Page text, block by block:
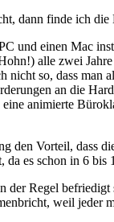
dann finde ich
und einen Mac
alle zwei
so, dass
an die
animierte
den Vorteil,
es schon in 6
Regel
weil